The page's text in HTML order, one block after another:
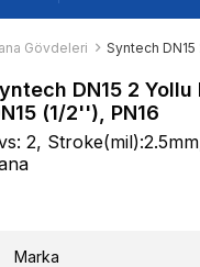
Gövdeleri Syntech DN15
DN15 2 Yollu
(1/2''), PN16
2,
Marka